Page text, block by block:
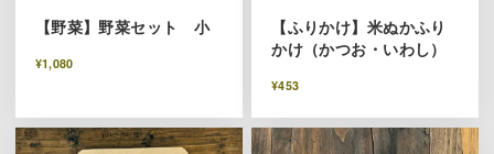
【野菜】野菜セット 小
¥1,080
【ふりかけ】米ぬかふり
かけ（かつお・いわし）
¥453